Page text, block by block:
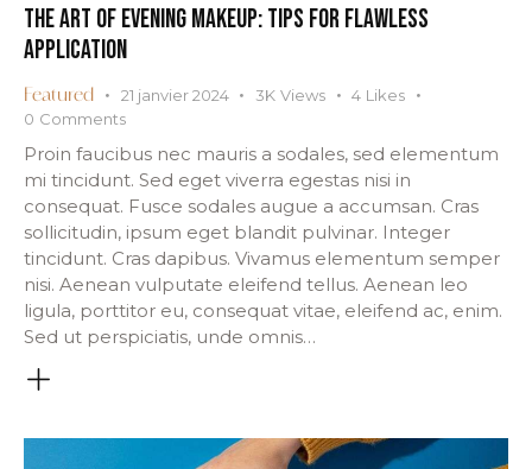
THE ART OF EVENING MAKEUP: TIPS FOR FLAWLESS
APPLICATION
Featured 21 janvier 2024 3K Views 4 Likes
0 Comments
Proin faucibus nec mauris a sodales, sed elementum
mi tincidunt. Sed eget viverra egestas nisi in
consequat. Fusce sodales augue a accumsan. Cras
sollicitudin, ipsum eget blandit pulvinar. Integer
tincidunt. Cras dapibus. Vivamus elementum semper
nisi. Aenean vulputate eleifend tellus. Aenean leo
ligula, porttitor eu, consequat vitae, eleifend ac, enim.
Sed ut perspiciatis, unde omnis…